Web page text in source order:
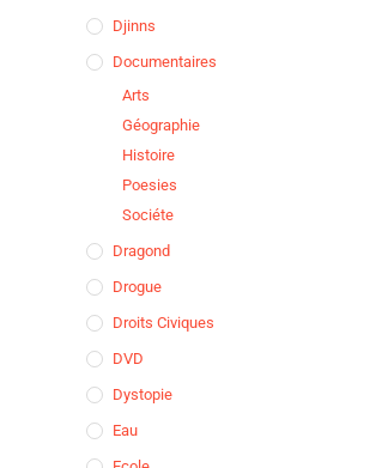
Djinns
Documentaires
Arts
Géographie
Histoire
Poesies
Sociéte
Dragond
Drogue
Droits Civiques
DVD
Dystopie
Eau